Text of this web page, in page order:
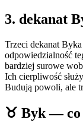
3. dekanat
Trzeci dekanat
odpowiedzialność
bardziej surowe
Ich cierpliwość
Budują powoli, ale
♉ Byk— co